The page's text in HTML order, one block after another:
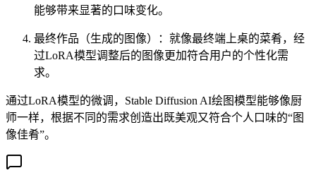
能够带来显著的口味变化。
最终作品（生成的图像）：就像最终端上桌的菜肴，经
过LoRA模型调整后的图像更加符合用户的个性化需
求。
通过LoRA模型的微调，Stable Diffusion AI绘图模型能够像厨
师一样，根据不同的需求创造出既美观又符合个人口味的“图
像佳肴”。